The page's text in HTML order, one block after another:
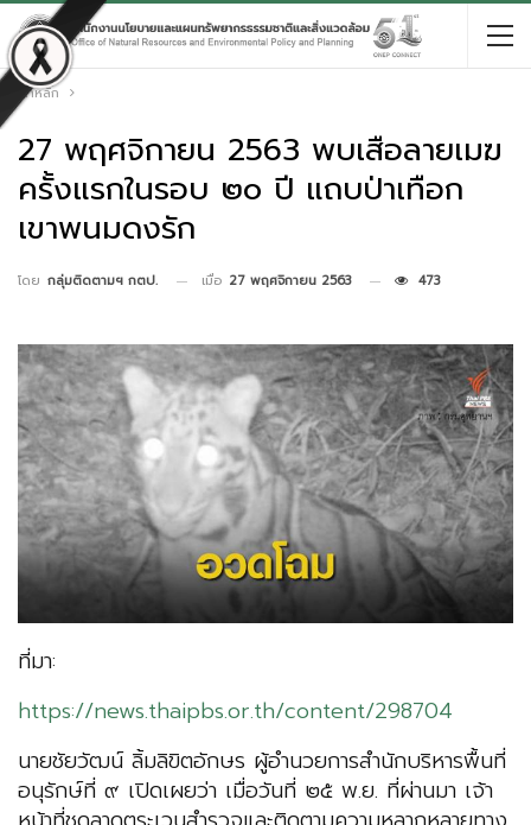
หน้าหลัก
27 พฤศจิกายน 2563 พบเสือลายเมฆ
ครั้งแรกในรอบ ๒๐ ปี แถบป่าเทือก
เขาพนมดงรัก
โดย กลุ่มติดตามฯ กตป. เมื่อ 27 พฤศจิกายน 2563 473
ที่มา:
https://news.thaipbs.or.th/content/298704
นายชัยวัฒน์ ลิ้มลิขิตอักษร​ ผู้อำนวยการสำนักบริหารพื้นที่
อนุรักษ์ที่ ๙ เปิดเผยว่า​ เมื่อวันที่ ๒๕ พ.ย. ที่ผ่านมา เจ้า